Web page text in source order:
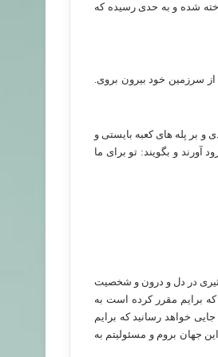
شده و به حدی رسیده که
سرزمین خود بیرون بروی.
و بر پله های کعبه بایستی و
آورند و بگویند: تو برای ما
در دل و درون و شخصیت
برایم مقرر کرده است به
خواهد رسانید که برایم
جهان بروم و مسئولیتم به